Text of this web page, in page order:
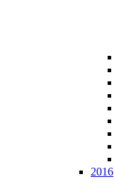
2016